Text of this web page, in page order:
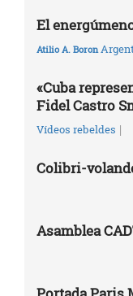
El
Atilio A. Boron
«Cuba
Fidel Castro
Vídeos rebeldes |
Colibri-
Asamblea